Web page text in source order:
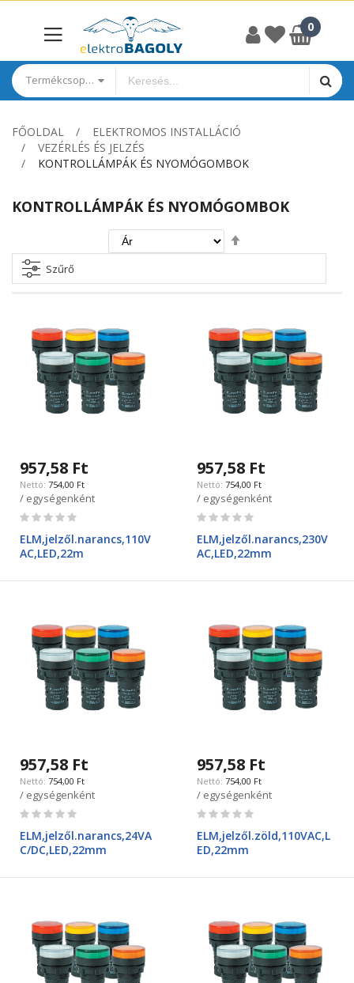
Termékcsoportok
FŐOLDAL
ELEKTROMOS INSTALLÁCIÓ
VEZÉRLÉS ÉS JELZÉS
KONTROLLÁMPÁK ÉS NYOMÓGOMBOK
KONTROLLÁMPÁK ÉS NYOMÓGOMBOK
irány
Szűrő
957,58 Ft
754,00 Ft
/ egységenként
Rating:
ELM,jelzől.narancs,110V
AC,LED,22m
957,58 Ft
754,00 Ft
/ egységenként
Rating:
ELM,jelzől.narancs,230V
AC,LED,22mm
957,58 Ft
754,00 Ft
/ egységenként
Rating:
ELM,jelzől.narancs,24VA
C/DC,LED,22mm
957,58 Ft
754,00 Ft
/ egységenként
Rating:
ELM,jelzől.zöld,110VAC,L
ED,22mm